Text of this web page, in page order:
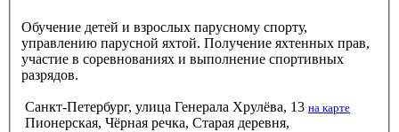
Обучение детей и взрослых парусному спорту,
управлению парусной яхтой. Получение яхтенных прав,
участие в соревнованиях и выполнение спортивных
разрядов.
Санкт-Петербург, улица Генерала Хрулёва, 13 на карте
Пионерская, Чёрная речка, Старая деревня,